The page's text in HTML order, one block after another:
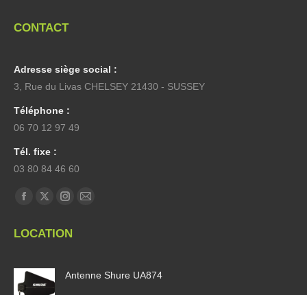
CONTACT
Adresse siège social :
3, Rue du Livas CHELSEY 21430 - SUSSEY
Téléphone :
06 70 12 97 49
Tél. fixe :
03 80 84 46 60
Trouvez nous sur :
La
Facebook
dans
La
X
dans
La
Instagram
dans
La
s'ouvre
LOCATION
Antenne Shure UA874